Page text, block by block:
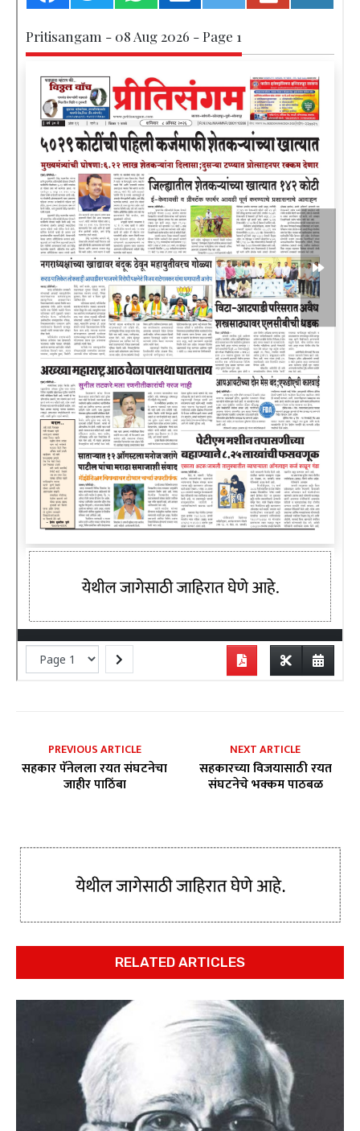
PREVIOUS ARTICLE
सहकार पॅनेलला रयत संघटनेचा
जाहीर पाठिंबा
NEXT ARTICLE
सहकारच्या विजयासाठी रयत
संघटनेचे भक्कम पाठबळ
RELATED ARTICLES